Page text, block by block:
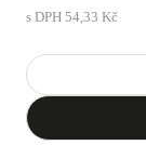
s DPH 54,33 Kč